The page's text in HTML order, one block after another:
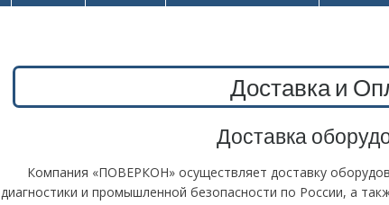
Доставка и
Доставка
Компания «ПОВЕРКОН» осуществляет доставку
диагностики и промышленной безопасности по России, а